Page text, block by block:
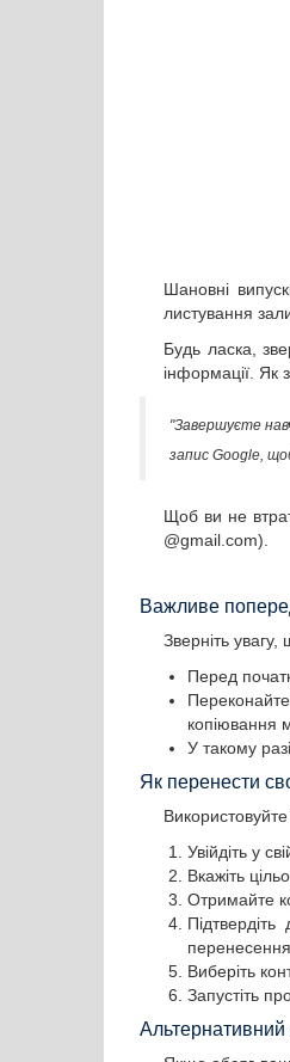
Шановні
листування
Будь ласка,
інформації. Як
"Завершуєте
запис Google,
Щоб ви не
@gmail.com).
Важливе
Зверніть
Перед
копіювання
У такому
Як перенести
Увійдіть у
Вкажіть
Отримайте
перенесення
Виберіть
Запустіть